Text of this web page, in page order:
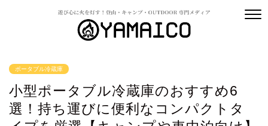
ポータブル冷蔵庫
小型ポータブル冷蔵庫のおすすめ6
選！持ち運びに便利なコンパクトタ